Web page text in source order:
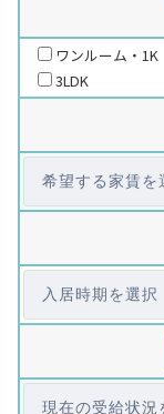
ワンルーム・1K
3LDK